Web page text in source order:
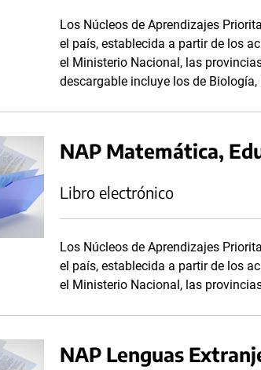
Los Núcleos de Aprendizajes
el país, establecida a partir de los
el Ministerio Nacional, las
descargable incluye los de
NAP Matemática,
Libro electrónico
Los Núcleos de Aprendizajes
el país, establecida a partir de los
el Ministerio Nacional, las
NAP Lenguas